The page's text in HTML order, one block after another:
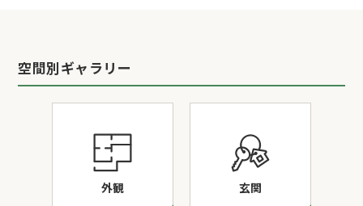
空間別ギャラリー
外観 玄関